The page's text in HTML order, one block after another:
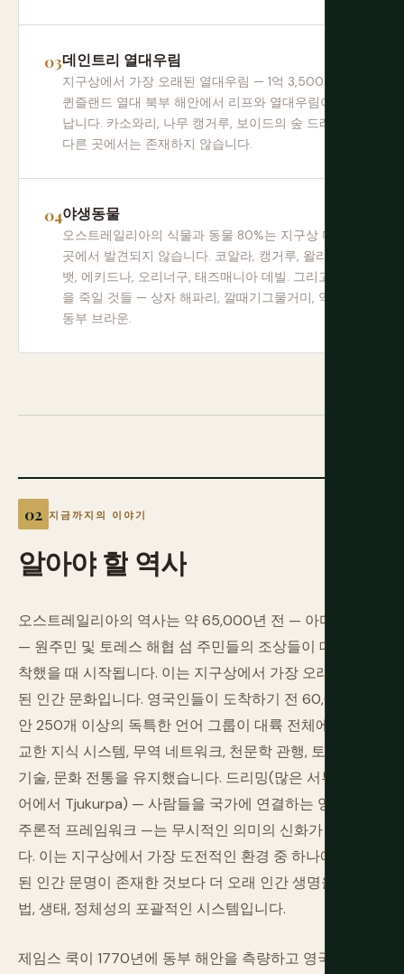
데인트리 열대우림
지구상에서 가장 오래된 열대우림 — 1억 3,500만 년.
퀸즐랜드 열대 북부 해안에서 리프와 열대우림이 만
납니다. 카소와리, 나무 캥거루, 보이드의 숲 드래곤.
다른 곳에서는 존재하지 않습니다.
야생동물
오스트레일리아의 식물과 동물 80%는 지구상 다른
곳에서 발견되지 않습니다. 코알라, 캥거루, 왈라비, 웜
뱃, 에키드나, 오리너구, 태즈매니아 데빌. 그리고 당신
을 죽일 것들 — 상자 해파리, 깔때기그물거미, 악어,
동부 브라운.
지금까지의 이야기
알아야할 역사
오스트레일리아의 역사는 약 65,000년 전 — 아마 더 일찍
— 원주민 및 토레스 해협 섬 주민들의 조상들이 대륙에 도
착했을 때 시작됩니다. 이는 지구상에서 가장 오래된 연속
된 인간 문화입니다. 영국인들이 도착하기 전 60,000년 동
안 250개 이상의 독특한 언어 그룹이 대륙 전체에 걸쳐 정
교한 지식 시스템, 무역 네트워크, 천문학 관행, 토지 관리
기술, 문화 전통을 유지했습니다. 드리밍(많은 서부 사막 언
어에서 Tjukurpa) — 사람들을 국가에 연결하는 영적 및 우
주론적 프레임워크 —는 무시적인 의미의 신화가 아닙니
다. 이는 지구상에서 가장 도전적인 환경 중 하나에서 기록
된 인간 문명이 존재한 것보다 더 오래 인간 생명을 유지한
법, 생태, 정체성의 포괄적인 시스템입니다.
제임스 쿡이 1770년에 동부 해안을 측량하고 영국을 위해